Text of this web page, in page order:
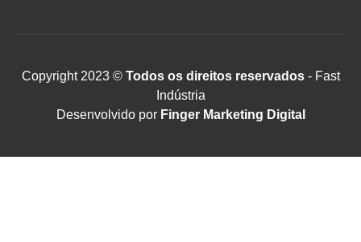
Copyright 2023 ©Todos os direitos reservados- Fast
Indústria
Desenvolvido por Finger Marketing Digital